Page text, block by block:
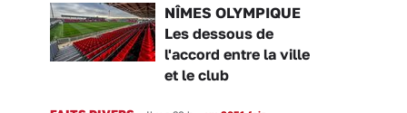
NÎMES OLYMPIQUE
Les dessous de
l'accord entre la ville
et le club